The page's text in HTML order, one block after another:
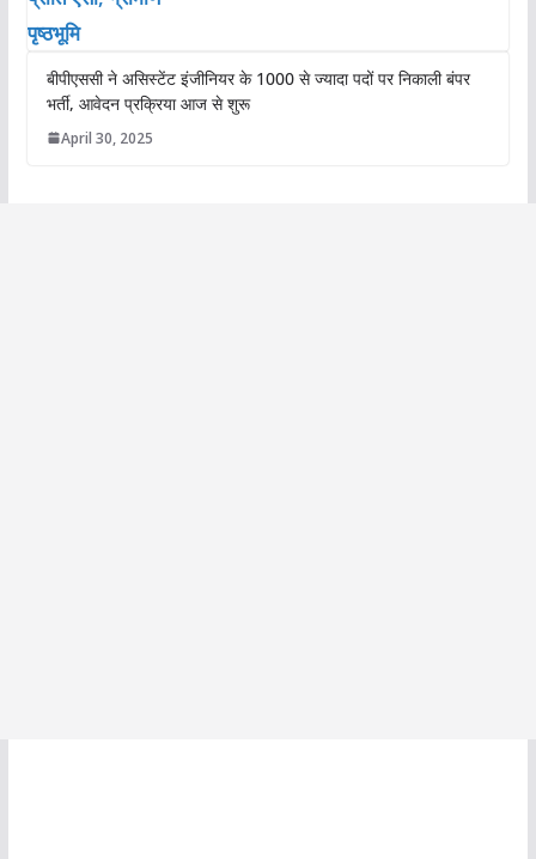
बीपीएससी ने असिस्टेंट इंजीनियर के 1000 से ज्यादा पदों पर निकाली बंपर
भर्ती, आवेदन प्रक्रिया आज से शुरू
April 30, 2025